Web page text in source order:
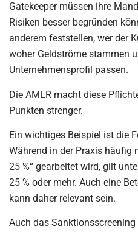
Gatekeeper müssen ihre
Risiken besser begründen
anderem feststellen, wer der
woher Geldströme stammen
Unternehmensprofil passen.
Die AMLR macht diese
Punkten strenger.
Ein wichtiges Beispiel ist die
Während in der Praxis häufig
25 %“ gearbeitet wird, gilt
25 % oder mehr. Auch eine
kann daher relevant sein.
Auch das